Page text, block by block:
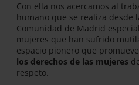
Con ella nos acercamos al
humano que se realiza desde
Comunidad de Madrid
mujeres que han sufrido
espacio pionero que
los derechos de las mujeres
respeto.